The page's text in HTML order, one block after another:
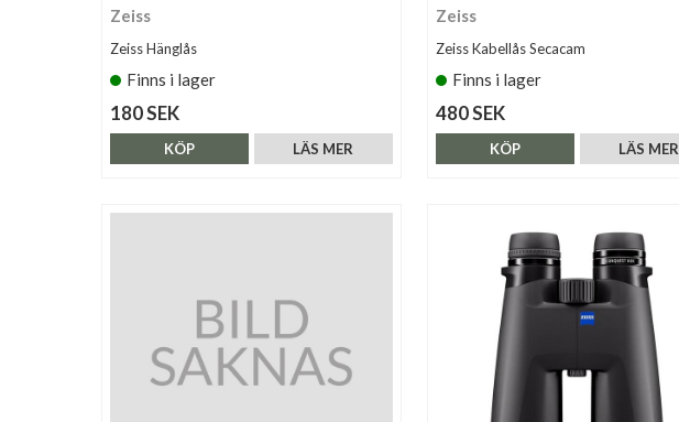
Zeiss
Zeiss Hänglås
Finns i lager
180 SEK
LÄS MER
KÖP
Zeiss
Zeiss Kabellås Secacam
Finns i lager
480 SEK
LÄS MER
KÖP